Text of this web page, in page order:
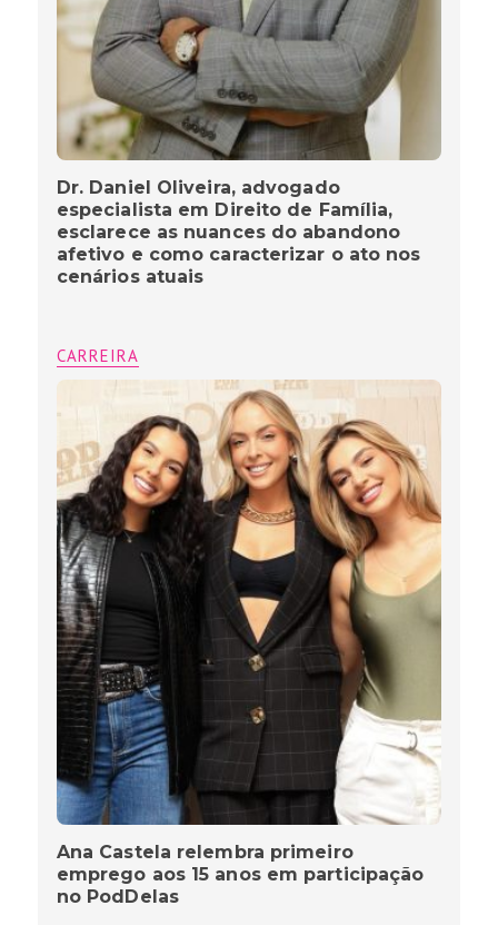
Dr. Daniel Oliveira, advogado
especialista em Direito de Família,
esclarece as nuances do abandono
afetivo e como caracterizar o ato nos
cenários atuais
CARREIRA
Ana Castela relembra primeiro
emprego aos 15 anos em participação
no PodDelas